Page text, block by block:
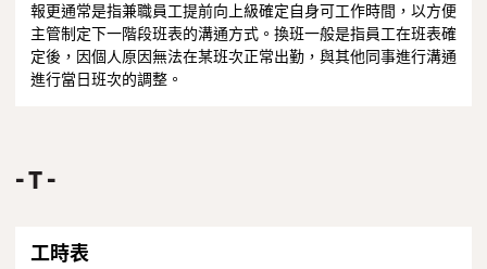
報更通常是指兼職員工提前向上級確定自身可工作時間，以方便
主管制定下一階段班表的溝通方式。換班一般是指員工在班表確
定後，因個人原因無法在某班次正常出勤，與其他同事進行溝通
進行當日班次的調整。
T
工時表